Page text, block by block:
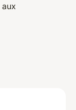
aux